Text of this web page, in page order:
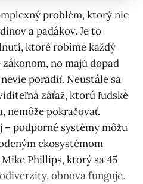
problém, ktorý nie
a padákov. Je to
ktoré robíme každý
no majú dopad
poradiť. Neustále sa
záťaž, ktorú ľudské
nemôže pokračovať.
podporné systémy môžu
ekosystémom
Phillips, ktorý sa 45
obnova funguje.